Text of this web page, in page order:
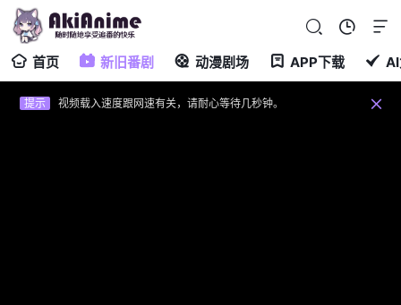
首页 新旧番剧 动漫剧场 APP下载
提示
视频载入速度跟网速有关，请耐心等待几秒钟。
不要轻易相信视频中的广告，谨防上当受骗!
提示
视频载入速度跟网速有关，请耐心等待几秒钟。